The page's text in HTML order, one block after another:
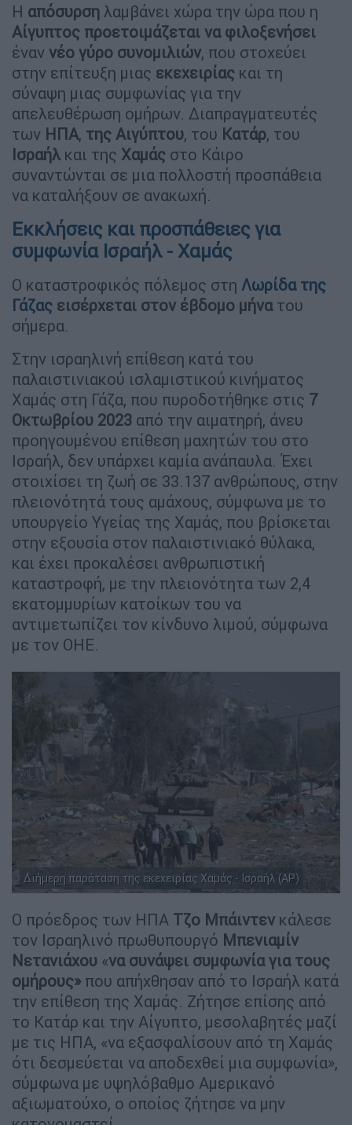
Η απόσυρση λαμβάνει χώρα την ώρα που η
Αίγυπτος προετοιμάζεται να φιλοξενήσει
έναν νέο γύρο συνομιλιών, που στοχεύει
στην επίτευξη μιας εκεχειρίας και τη
σύναψη μιας συμφωνίας για την
απελευθέρωση ομήρων. Διαπραγματευτές
των ΗΠΑ, της Αιγύπτου, του Κατάρ, του
Ισραήλ και της Χαμάς στο Κάιρο
συναντώνται σε μια πολλοστή προσπάθεια
να καταλήξουν σε ανακωχή.
Εκκλήσεις και προσπάθειες για
συμφωνία Ισραήλ - Χαμάς
Ο καταστροφικός πόλεμος στη Λωρίδα της
Γάζας εισέρχεται στον έβδομο μήνατου
σήμερα.
Στην ισραηλινή επίθεση κατά του
παλαιστινιακού ισλαμιστικού κινήματος
Χαμάς στη Γάζα, που πυροδοτήθηκε στις 7
Οκτωβρίου 2023 από την αιματηρή, άνευ
προηγουμένου επίθεση μαχητών του στο
Ισραήλ, δεν υπάρχει καμία ανάπαυλα. Έχει
στοιχίσει τη ζωή σε 33.137 ανθρώπους, στην
πλειονότητά τους αμάχους, σύμφωνα με το
υπουργείο Υγείας της Χαμάς, που βρίσκεται
στην εξουσία στον παλαιστινιακό θύλακα,
και έχει προκαλέσει ανθρωπιστική
καταστροφή, με την πλειονότητα των 2,4
εκατομμυρίων κατοίκων του να
αντιμετωπίζει τον κίνδυνο λιμού, σύμφωνα
με τον ΟΗΕ.
Διήμερη παράταση της εκεχειρίας Χαμάς - Ισραήλ (AP)
Ο πρόεδρος των ΗΠΑ Τζο Μπάιντεν κάλεσε
τον Ισραηλινό πρωθυπουργό Μπενιαμίν
Νετανιάχου «να συνάψει συμφωνία για τους
ομήρους» που απήχθησαν από το Ισραήλ κατά
την επίθεση της Χαμάς. Ζήτησε επίσης από
το Κατάρ και την Αίγυπτο, μεσολαβητές μαζί
με τις ΗΠΑ, «να εξασφαλίσουν από τη Χαμάς
ότι δεσμεύεται να αποδεχθεί μια συμφωνία»,
σύμφωνα με υψηλόβαθμο Αμερικανό
αξιωματούχο, ο οποίος ζήτησε να μην